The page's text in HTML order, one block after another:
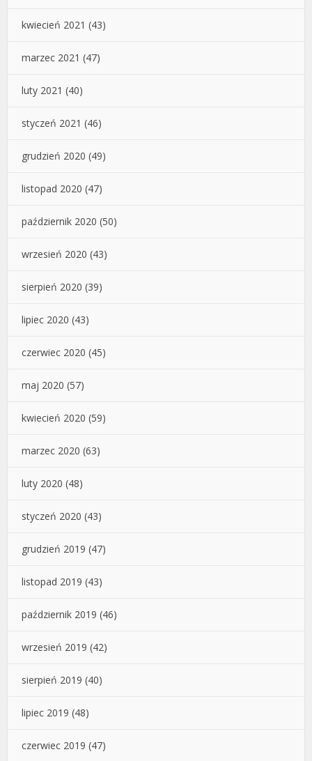
kwiecień 2021 (43)
marzec 2021 (47)
luty 2021 (40)
styczeń 2021 (46)
grudzień 2020 (49)
listopad 2020 (47)
październik 2020 (50)
wrzesień 2020 (43)
sierpień 2020 (39)
lipiec 2020 (43)
czerwiec 2020 (45)
maj 2020 (57)
kwiecień 2020 (59)
marzec 2020 (63)
luty 2020 (48)
styczeń 2020 (43)
grudzień 2019 (47)
listopad 2019 (43)
październik 2019 (46)
wrzesień 2019 (42)
sierpień 2019 (40)
lipiec 2019 (48)
czerwiec 2019 (47)